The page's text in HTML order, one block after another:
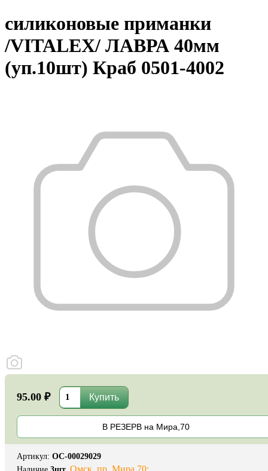
силиконовые приманки
/VITALEX/ ЛАВРА 40мм
(уп.10шт) Краб 0501-4002
95.00 ₽
В РЕЗЕРВ на Мира,70
Артикул: ОС-00029029
Омск, пр. Мира 70: